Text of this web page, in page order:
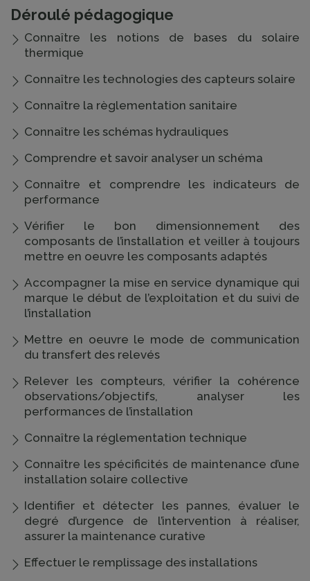
Déroulé pédagogique
Connaître les notions de bases du solaire
thermique
Connaître les technologies des capteurs solaire
Connaître la règlementation sanitaire
Connaître les schémas hydrauliques
Comprendre et savoir analyser un schéma
Connaître et comprendre les indicateurs de
performance
Vérifier le bon dimensionnement des
composants de l’installation et veiller à toujours
mettre en oeuvre les composants adaptés
Accompagner la mise en service dynamique qui
marque le début de l’exploitation et du suivi de
l’installation
Mettre en oeuvre le mode de communication
du transfert des relevés
Relever les compteurs, vérifier la cohérence
observations/objectifs, analyser les
performances de l’installation
Connaître la réglementation technique
Connaître les spécificités de maintenance d’une
installation solaire collective
Identifier et détecter les pannes, évaluer le
degré d’urgence de l’intervention à réaliser,
assurer la maintenance curative
Effectuer le remplissage des installations